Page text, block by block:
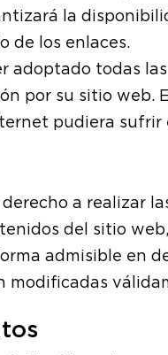
la
de los enlaces.
adoptado todas
por su sitio web.
pudiera sufrir
derecho a
del sitio
admisible en
modificadas